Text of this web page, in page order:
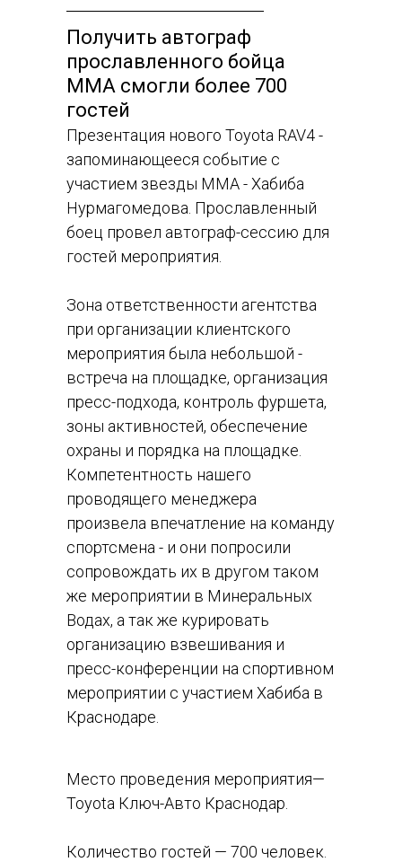
Получить автограф
прославленного бойца
MMA смогли более 700
гостей
Презентация нового Toyota RAV4 -
запоминающееся событие с
участием звезды MMA - Хабиба
Нурмагомедова. Прославленный
боец провел автограф-сессию для
гостей мероприятия.
Зона ответственности агентства
при организации клиентского
мероприятия была небольшой -
встреча на площадке, организация
пресс-подхода, контроль фуршета,
зоны активностей, обеспечение
охраны и порядка на площадке.
Компетентность нашего
проводящего менеджера
произвела впечатление на команду
спортсмена - и они попросили
сопровождать их в другом таком
же мероприятии в Минеральных
Водах, а так же курировать
организацию взвешивания и
пресс-конференции на спортивном
мероприятии с участием Хабиба в
Краснодаре.
Место проведения мероприятия—
Toyota Ключ-Авто Краснодар.
Количество гостей — 700 человек.